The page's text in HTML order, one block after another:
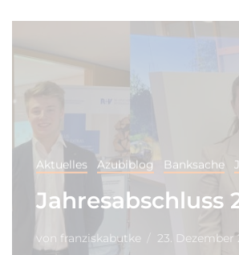
Aktuelles Azubiblog Banksache
Jahresabschluss
von franziskabutke 23. Dezember